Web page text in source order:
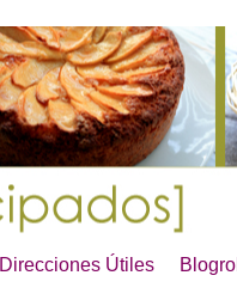
Direcciones Útiles Blogroll